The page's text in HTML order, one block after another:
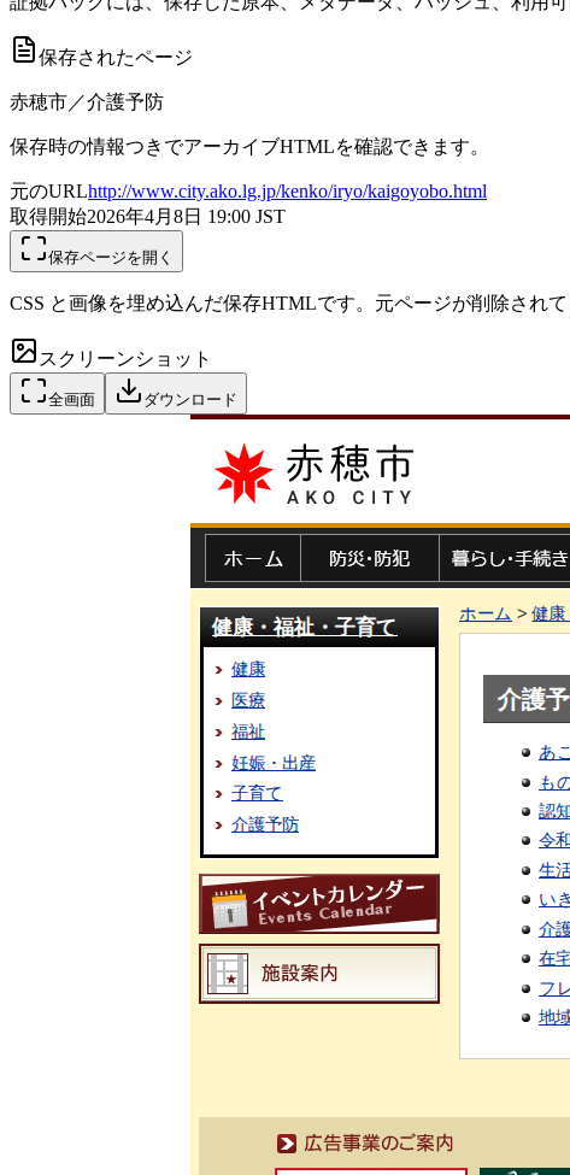
保存されたページ
赤穂市／介護予防
保存時の情報つきでアーカイブHTMLを確認できます。
元のURLhttp://www.city.ako.lg.jp/kenko/iryo/kaigoyobo.html
取得開始2026年4月8日 19:00 JST
保存ページを開く
CSS と画像を埋め込んだ保存HTMLです。元ページが削除されて
スクリーンショット
全画面 ダウンロード